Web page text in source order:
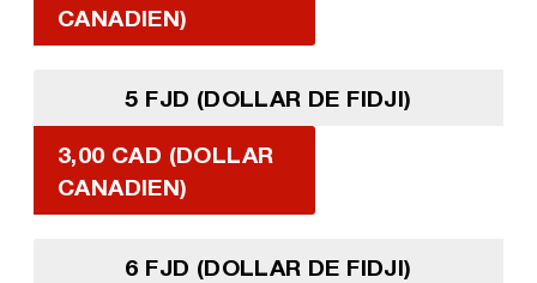
CANADIEN)
5 FJD (DOLLAR DE FIDJI)
3,00 CAD (DOLLAR
CANADIEN)
6 FJD (DOLLAR DE FIDJI)